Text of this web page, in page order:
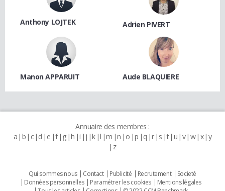
Anthony LOJTEK Adrien PIVERT
Manon APPARUIT Aude BLAQUIERE
Annuaire des membres :
a b c d e f g h i j k l m n o p q r s t u v w x y
z
Qui sommes nous Contact Publicité Recrutement
Societé
Données personnelles
Paramétrer les cookies
Mentions légales